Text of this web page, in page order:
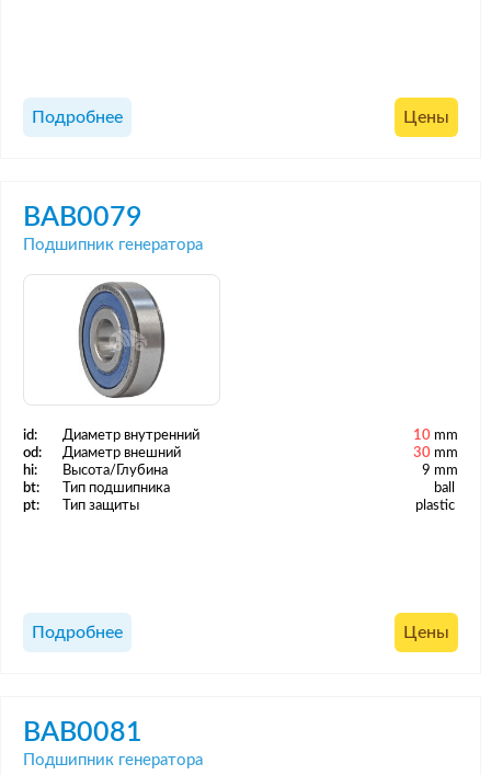
Подробнее Цены
BAB0079
Подшипник генератора
id: Диаметр внутренний 10 mm
od:
Диаметр внешний 30 mm
hi:
Высота/Глубина
9 mm
bt:
Тип подшипника
ball
pt:
Тип защиты plastic
Подробнее Цены
BAB0081
Подшипник генератора